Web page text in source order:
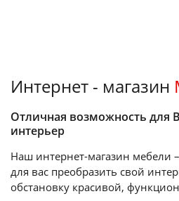
Интернет - магазин
Отличная возможность для
интерьер
Наш интернет-магазин мебели
для вас преобразить свой
обстановку красивой,